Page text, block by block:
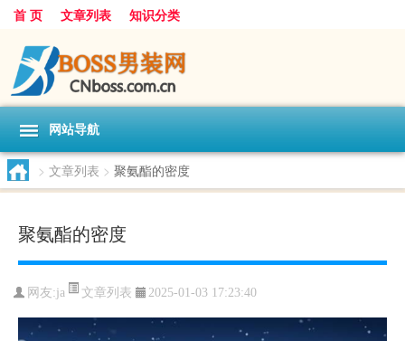
首 页 文章列表 知识分类
网站导航
> 文章列表 > 聚氨酯的密度
聚氨酯的密度
网友:ja 文章列表 2025-01-03 17:23:40